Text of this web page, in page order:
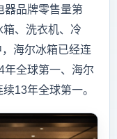
器品牌零售量第
、洗衣机、冷
海尔冰箱已经连
年全球第一、海尔
13年全球第一。